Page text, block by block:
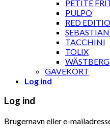
PETITE
PULPO
RED
TACCHINI
TOLIX
WÄSTBERG
GAVEKORT
Log ind
Log ind
Brugernavn eller e-